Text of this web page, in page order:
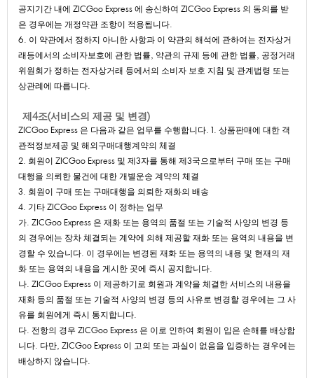
공지기간내에ZICGooExpress에송신하여ZICGooExpress의동의를받
은경우에는개정약관조항이적용됩니다.
6.이약관에서정하지아니한사항과이약관의해석에관하여는전자상거
래등에서의소비자보호에관한법률,약관의규제등에관한법률,공정거래
위원회가정하는전자상거래등에서의소비자보호지침및관계법령또는
상관례에따릅니다.
제4조(서비스의제공및변경)
ZICGooExpress은다음과같은업무를수행합니다. 1.상품판매에대한객
관적정보제공및해외구매대행계약의체결
2.회원이ZICGooExpress및제3자를통해제3국으로부터구매또는구매
대행을의뢰한물건에대한개별운송계약의체결
3.회원이구매또는구매대행을의뢰한재화의배송
4.기타ZICGooExpress이정하는업무
가.ZICGooExpress은재화또는용역의품절또는기술적사양의변경등
의경우에는장차체결되는계약에의해제공할재화또는용역의내용을변
경할수있습니다.이경우에는변경된재화또는용역의내용및현재의재
화또는용역의내용을게시한곳에즉시공지합니다.
나.ZICGooExpress이제공하기로회원과계약을체결한서비스의내용을
재화등의품절또는기술적사양의변경등의사유로변경할경우에는그사
유를회원에게즉시통지합니다.
다.전항의경우ZICGooExpress은이로인하여회원이입은손해를배상합
니다.다만,ZICGooExpress이고의또는과실이없음을입증하는경우에는
배상하지않습니다.